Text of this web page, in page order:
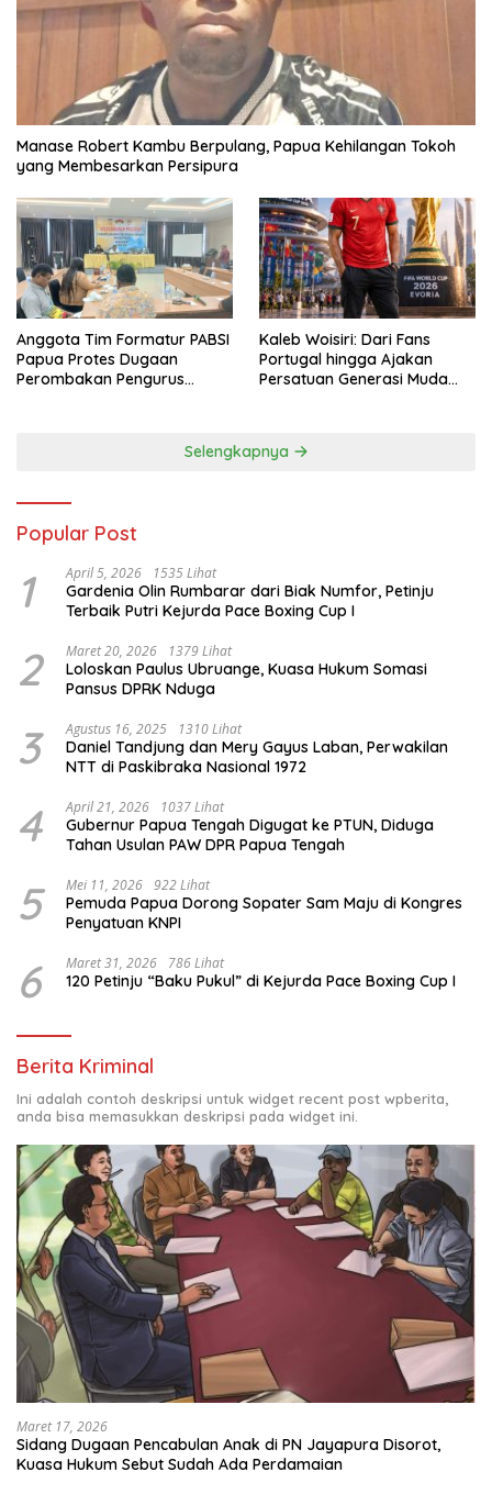
Manase Robert Kambu Berpulang, Papua Kehilangan Tokoh
yang Membesarkan Persipura
Anggota Tim Formatur PABSI
Papua Protes Dugaan
Perombakan Pengurus
Kaleb Woisiri: Dari Fans
Portugal hingga Ajakan
Persatuan Generasi Muda
Selengkapnya
Popular Post
1 April 5, 2026 1535 Lihat
Gardenia Olin Rumbarar dari Biak Numfor, Petinju
Terbaik Putri Kejurda Pace Boxing Cup I
2 Maret 20, 2026 1379 Lihat
Loloskan Paulus Ubruange, Kuasa Hukum Somasi
Pansus DPRK Nduga
3 Agustus 16, 2025 1310 Lihat
Daniel Tandjung dan Mery Gayus Laban, Perwakilan
NTT di Paskibraka Nasional 1972
4 April 21, 2026 1037 Lihat
Gubernur Papua Tengah Digugat ke PTUN, Diduga
Tahan Usulan PAW DPR Papua Tengah
5 Mei 11, 2026 922 Lihat
Pemuda Papua Dorong Sopater Sam Maju di Kongres
Penyatuan KNPI
6 Maret 31, 2026 786 Lihat
120 Petinju “Baku Pukul” di Kejurda Pace Boxing Cup I
Berita Kriminal
Ini adalah contoh deskripsi untuk widget recent post wpberita,
anda bisa memasukkan deskripsi pada widget ini.
Maret 17, 2026
Sidang Dugaan Pencabulan Anak di PN Jayapura Disorot,
Kuasa Hukum Sebut Sudah Ada Perdamaian